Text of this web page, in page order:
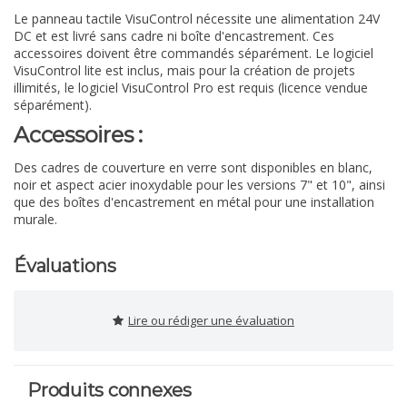
Le panneau tactile VisuControl nécessite une alimentation 24V
DC et est livré sans cadre ni boîte d'encastrement. Ces
accessoires doivent être commandés séparément. Le logiciel
VisuControl lite est inclus, mais pour la création de projets
illimités, le logiciel VisuControl Pro est requis (licence vendue
séparément).
Accessoires :
Des cadres de couverture en verre sont disponibles en blanc,
noir et aspect acier inoxydable pour les versions 7" et 10", ainsi
que des boîtes d'encastrement en métal pour une installation
murale.
Évaluations
Lire ou rédiger une évaluation
Produits connexes